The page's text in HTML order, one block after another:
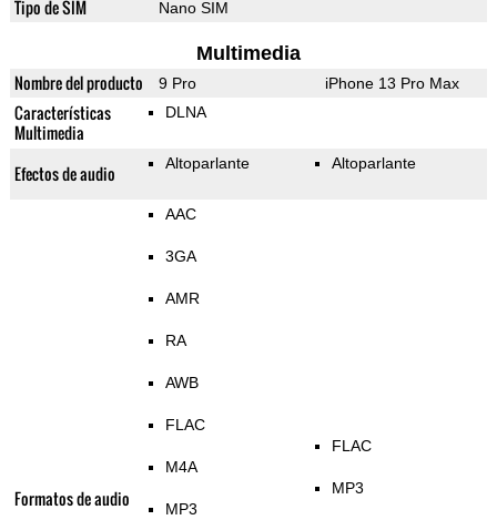
Tipo de SIM Nano SIM
Multimedia
Nombre del producto 9 Pro iPhone 13 Pro Max
Características
Multimedia
DLNA
Efectos de audio Altoparlante Altoparlante
Formatos de audio
AAC
3GA
AMR
RA
AWB
FLAC
M4A
MP3
FLAC
MP3